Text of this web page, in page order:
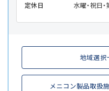
定休日
水曜・祝日・
地域選択
メニコン製品取扱